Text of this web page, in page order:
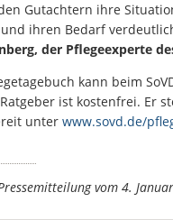
Gutachtern ihre
ihren Bedarf
der Pflegeexperte
kann beim
ist kostenfrei. Er
unter www.sovd.de/
vom 4.